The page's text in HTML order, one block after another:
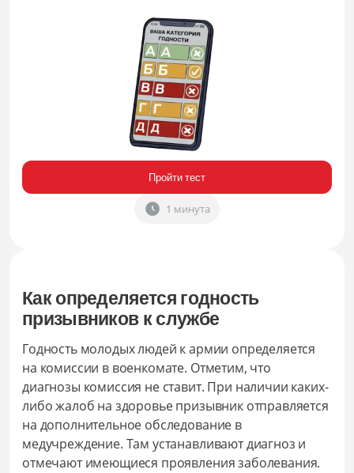
Пройти тест
1 минута
Как определяется годность
призывников к службе
Годность молодых людей к армии определяется
на комиссии в военкомате. Отметим, что
диагнозы комиссия не ставит. При наличии каких-
либо жалоб на здоровье призывник отправляется
на дополнительное обследование в
медучреждение. Там устанавливают диагноз и
отмечают имеющиеся проявления заболевания.